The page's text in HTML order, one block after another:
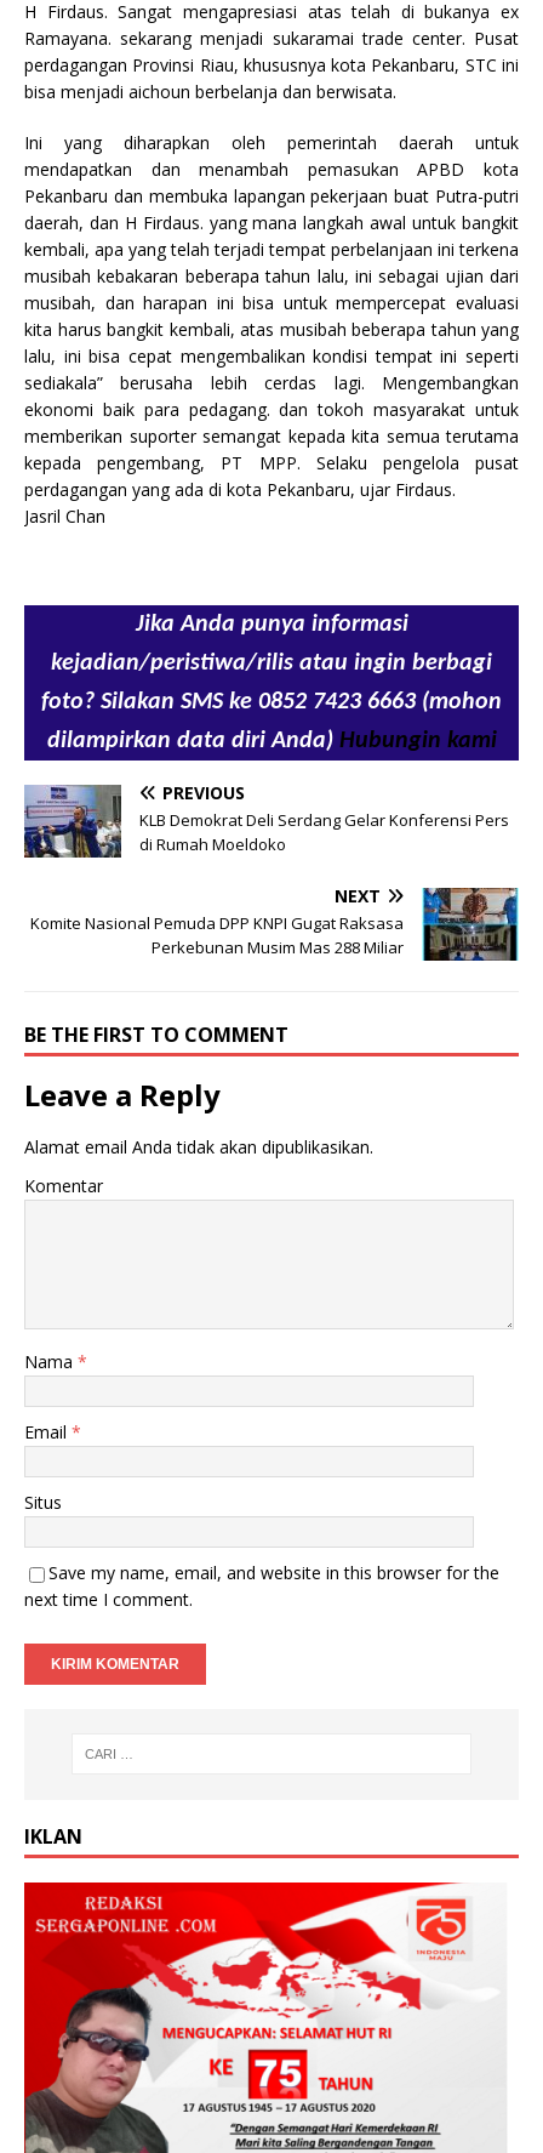
H Firdaus. Sangat mengapresiasi atas telah di bukanya ex
Ramayana. sekarang menjadi sukaramai trade center. Pusat
perdagangan Provinsi Riau, khususnya kota Pekanbaru, STC ini
bisa menjadi aichoun berbelanja dan berwisata.
Ini yang diharapkan oleh pemerintah daerah untuk
mendapatkan dan menambah pemasukan APBD kota
Pekanbaru dan membuka lapangan pekerjaan buat Putra-putri
daerah, dan H Firdaus. yang mana langkah awal untuk bangkit
kembali, apa yang telah terjadi tempat perbelanjaan ini terkena
musibah kebakaran beberapa tahun lalu, ini sebagai ujian dari
musibah, dan harapan ini bisa untuk mempercepat evaluasi
kita harus bangkit kembali, atas musibah beberapa tahun yang
lalu, ini bisa cepat mengembalikan kondisi tempat ini seperti
sediakala” berusaha lebih cerdas lagi. Mengembangkan
ekonomi baik para pedagang. dan tokoh masyarakat untuk
memberikan suporter semangat kepada kita semua terutama
kepada pengembang, PT MPP. Selaku pengelola pusat
perdagangan yang ada di kota Pekanbaru, ujar Firdaus.
Jasril Chan
Jika Anda punya informasi
kejadian/peristiwa/rilis atau ingin berbagi
foto? Silakan SMS ke 0852 7423 6663 (mohon
dilampirkan data diri Anda) Hubungin kami
PREVIOUS
KLB Demokrat Deli Serdang Gelar Konferensi Pers
di Rumah Moeldoko
NEXT
Komite Nasional Pemuda DPP KNPI Gugat Raksasa
Perkebunan Musim Mas 288 Miliar
BE THE FIRST TO COMMENT
Leave a Reply
Alamat email Anda tidak akan dipublikasikan.
Komentar
Nama *
Email *
Situs
Save my name, email, and website in this browser for the
next time I comment.
IKLAN